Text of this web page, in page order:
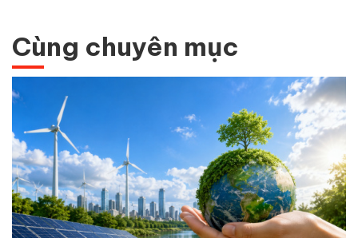
Cùng chuyên mục